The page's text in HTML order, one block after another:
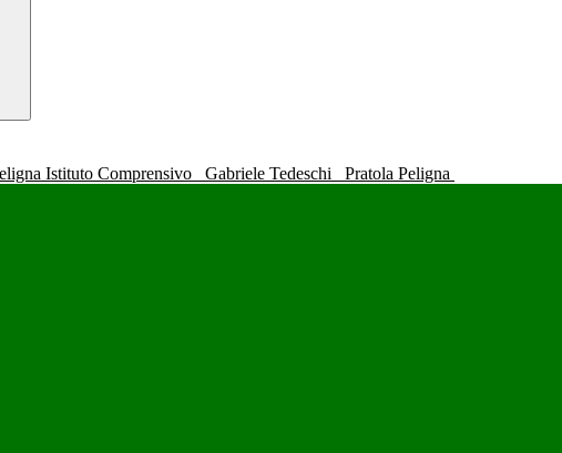
Istituto Comprensivo Gabriele Tedeschi Pratola Peligna